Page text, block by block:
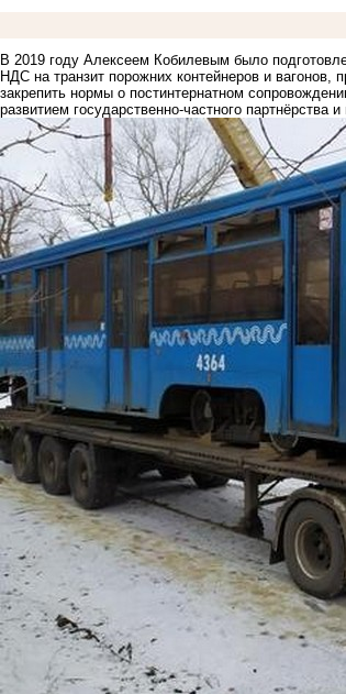
В 2019 году Алексеем Кобилевым было
НДС на транзит порожних контейнеров и вагонов,
закрепить нормы о постинтернатном
развитием государственно-частного партнёрства и